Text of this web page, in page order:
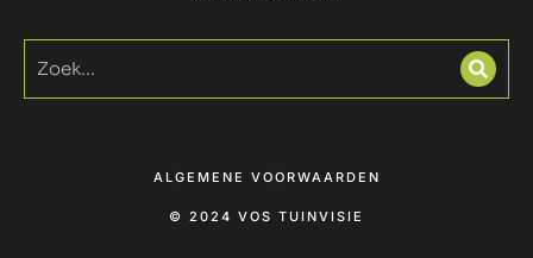
© 2024 VOS TUINVISIE
ALGEMENE VOORWAARDEN